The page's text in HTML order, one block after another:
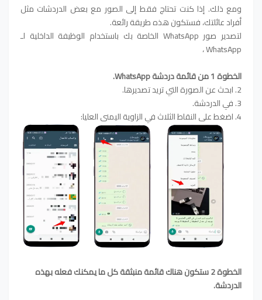
ومع ذلك. إذا كنت تحتاج فقط إلى الصور مع بعض الدردشات مثل
أفراد عائلتك، فستكون هذه طريقة رائعة.
لتصدير صور WhatsApp الخاصة بك باستخدام الوظيفة الداخلية لـ
WhatsApp ،
الخطوة 1 من قائمة دردشة WhatsApp.
2. ابحث عن الصورة التي تريد تصديرها.
3. في الدردشة.
4. اضغط على النقاط الثلاث في الزاوية اليمنى العليا:
الخطوة 2 ستكون هناك قائمة منبثقة كل ما يمكنك فعله بهذه
الدردشة.